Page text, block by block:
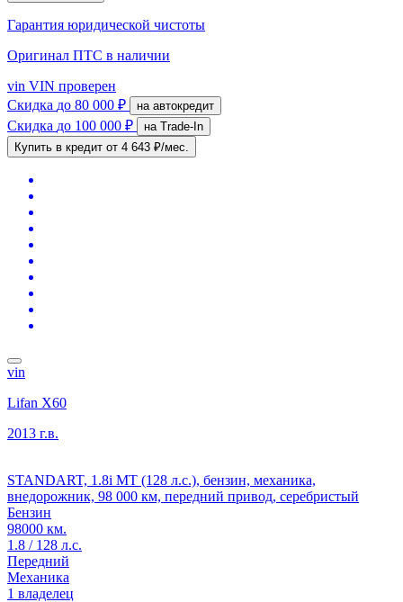
Гарантия юридической чистоты
Оригинал ПТС в наличии
vin VIN проверен
Скидка до 80 000 ₽ на автокредит
Скидка до 100 000 ₽
на Trade-In
Купить в кредит от 4 643 ₽/мес.
vin
Lifan X60
2013 г.в.
STANDART, 1.8i MT (128 л.с.), бензин, механика,
внедорожник, 98 000 км, передний привод, серебристый
Бензин
98000 км.
1.8 / 128 л.с.
Передний
Механика
1 владелец